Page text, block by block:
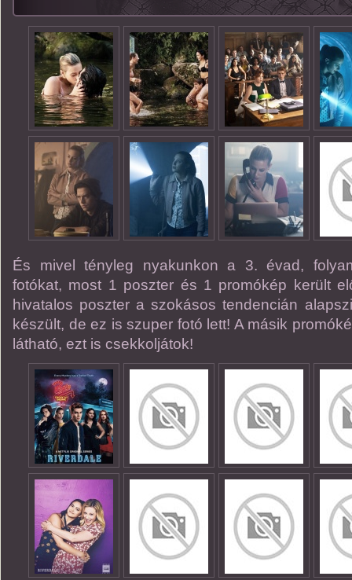
És mivel tényleg nyakunkon a 3. évad,
fotókat, most 1 poszter és 1 promókép került
hivatalos poszter a szokásos tendencián
készült, de ez is szuper fotó lett! A másik
látható, ezt is csekkoljátok!